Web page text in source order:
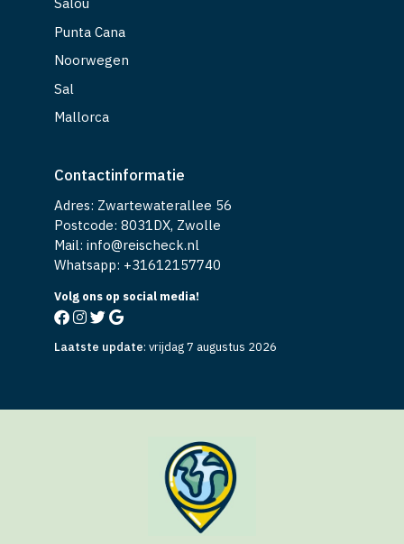
Punta Cana
Noorwegen
Sal
Mallorca
Contactinformatie
Adres: Zwartewaterallee 56
Postcode: 8031DX, Zwolle
Mail: info@reischeck.nl
Whatsapp: +31612157740
Volg ons op social media!
Laatste update: vrijdag 7 augustus 2026